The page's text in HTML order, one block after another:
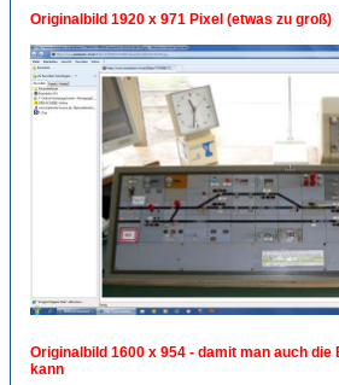
Originalbild 1920 x 971 Pixel (etwas zu groß)
Originalbild 1600 x 954 - damit man auch
kann